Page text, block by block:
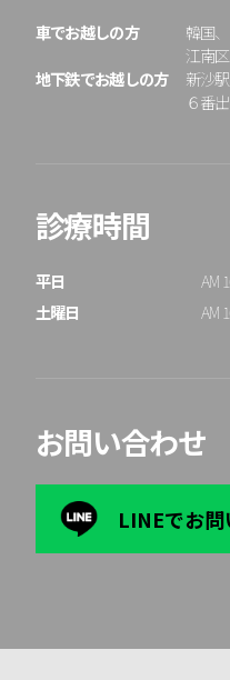
車でお越しの方
地下鉄でお越しの方
韓国
江南
新沙
６番
診療時間
平日
土曜日
AM
AM
お問い合わせ
LINEでお